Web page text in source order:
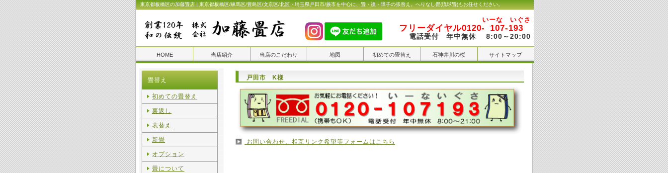
東京都板橋区の加藤畳店 | 東京都板橋区/練馬区/豊島区/文京区/北区・埼玉県戸田市/蕨市を中心に、畳・襖・障子の張替え。へりなし畳(琉球畳)もお任せください。
フリーダイヤル0120- 107-193
いーな いぐさ
電話受付 年中無休 8:00～20:00
HOME 当店紹介 当店のこだわり 地図 初めての畳替え 石神井川の桜 サイトマップ
戸田市 K様
お問い合わせ、相互リンク希望等フォームはこちら
畳替え
初めての畳替え
裏返し
表替え
新畳
オプション
畳について